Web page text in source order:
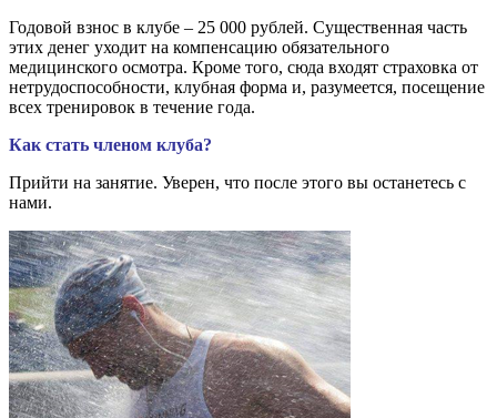
Годовой взнос в клубе – 25 000 рублей. Существенная часть
этих денег уходит на компенсацию обязательного
медицинского осмотра. Кроме того, сюда входят страховка от
нетрудоспособности, клубная форма и, разумеется, посещение
всех тренировок в течение года.
Как стать членом клуба?
Прийти на занятие. Уверен, что после этого вы останетесь с
нами.